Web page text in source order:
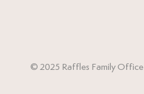
© 2025 Raffles Family Office